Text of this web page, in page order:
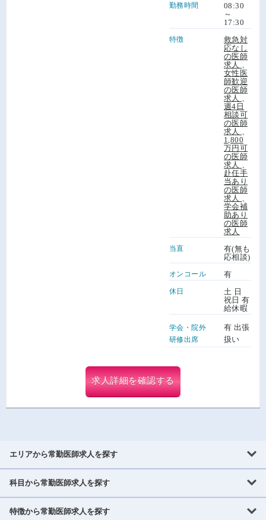
勤務時間
08:30
～
17:30
特徴
救急対
応なし
の医師
求人
女性医
師歓迎
の医師
求人
週4日
相談可
の医師
求人
1,800
万円可
の医師
求人
赴任手
当あり
の医師
求人
学会補
助あり
の医師
求人
当直
有(無も
応相談)
オンコール 有
休日
土 日
祝日 有
給休暇
学会・院外
研修出席
有 出張
扱い
求人詳細を確認する
エリアから常勤医師求人を探す
北海道・東北
北海道 青森県 岩手県
科目から常勤医師求人を探す
内科系
特徴から常勤医師求人を探す